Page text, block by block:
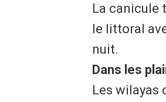
La canicule
le littoral
nuit.
Dans les
Les wilayas